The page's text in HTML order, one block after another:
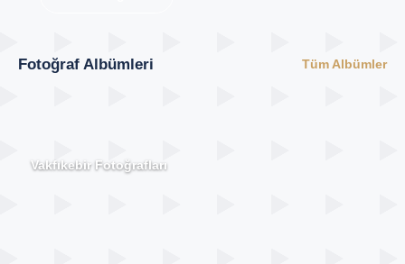
Fotoğraf Albümleri Tüm Albümler
Vakfıkebir Fotoğrafları